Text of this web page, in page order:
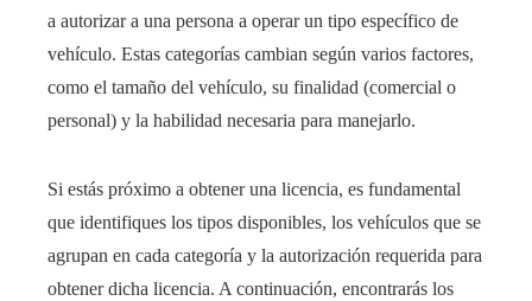
a autorizar a una persona a operar un tipo específico de
vehículo. Estas categorías cambian según varios factores,
como el tamaño del vehículo, su finalidad (comercial o
personal) y la habilidad necesaria para manejarlo.
Si estás próximo a obtener una licencia, es fundamental
que identifiques los tipos disponibles, los vehículos que se
agrupan en cada categoría y la autorización requerida para
obtener dicha licencia. A continuación, encontrarás los